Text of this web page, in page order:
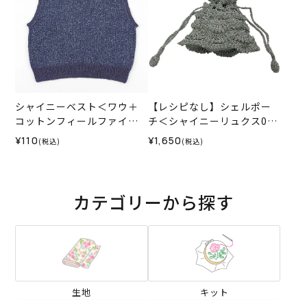
シャイニーベスト＜ワウ＋
コットンフィールファイン
＞（レシピ）
¥110 (税込)
【レシピなし】シェルポー
チ＜シャイニーリュクス02S
I＞（編み物 材料セット）
¥1,650 (税込)
カテゴリーから探す
生地 キット